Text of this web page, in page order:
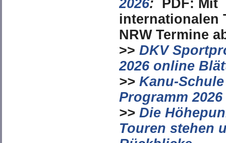
2026: PDF: Mit
internationalen
NRW Termine
>>DKV
2026 online
>>Kanu-Schule
Programm 2026
>>Die
Touren stehen